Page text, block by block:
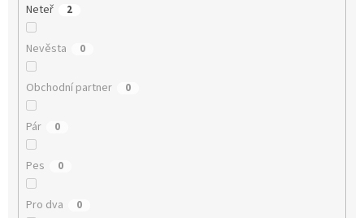
Neteř 2
Nevěsta 0
Obchodní partner 0
Pár 0
Pes 0
Pro dva 0